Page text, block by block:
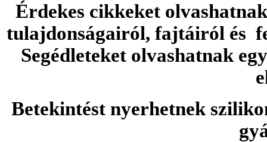
Érdekes cikkeket
tulajdonságairól, fajtáiról és
Segédleteket olvashatnak
Betekintést nyerhetnek